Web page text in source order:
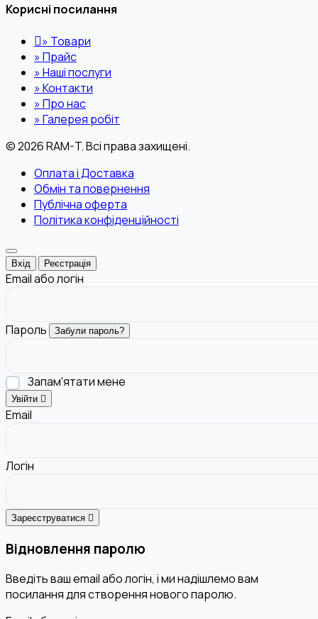
Корисні посилання
» Товари
»Прайс
»Наші послуги
»Контакти
»Про нас
»Галерея робіт
© 2026 RAM-T. Всі права захищені.
Оплата і Доставка
Обмін та повернення
Публічна оферта
Політика конфіденційності
Вхід Реєстрація
Email або логін
Пароль Забули пароль?
Запам'ятати мене
Увійти
Email
Логін
Зареєструватися
Відновлення паролю
Введіть ваш email або логін, і ми надішлемо вам
посилання для створення нового паролю.